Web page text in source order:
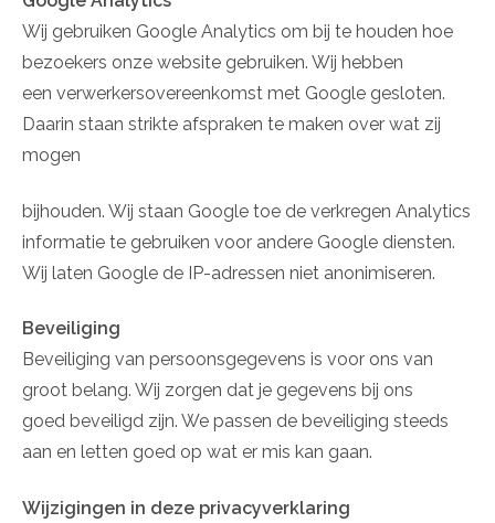
Wij gebruiken Google Analytics om bij te houden hoe
bezoekers onze website gebruiken. Wij hebben
een verwerkersovereenkomst met Google gesloten.
Daarin staan strikte afspraken te maken over wat zij
mogen
bijhouden. Wij staan Google toe de verkregen Analytics
informatie te gebruiken voor andere Google diensten.
Wij laten Google de IP-adressen niet anonimiseren.
Beveiliging
Beveiliging van persoonsgegevens is voor ons van
groot belang. Wij zorgen dat je gegevens bij ons
goed beveiligd zijn. We passen de beveiliging steeds
aan en letten goed op wat er mis kan gaan.
Wijzigingen in deze privacyverklaring